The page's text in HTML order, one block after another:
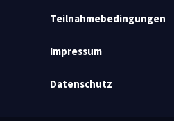
Teilnahmebedingungen
Impressum
Datenschutz